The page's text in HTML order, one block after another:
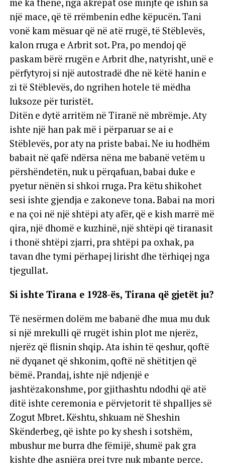
më ka thënë, nga akrepat ose minjtë që ishin sa
një mace, që të rrëmbenin edhe këpucën. Tani
vonë kam mësuar që në atë rrugë, të Stëblevës,
kalon rruga e Arbrit sot. Pra, po mendoj që
paskam bërë rrugën e Arbrit dhe, natyrisht, unë e
përfytyroj si një autostradë dhe në këtë hanin e
zi të Stëblevës, do ngrihen hotele të mëdha
luksoze për turistët.
Ditën e dytë arritëm në Tiranë në mbrëmje. Aty
ishte një han pak më i përparuar se ai e
Stëblevës, por aty na priste babai. Ne iu hodhëm
babait në qafë ndërsa nëna me babanë vetëm u
përshëndetën, nuk u përqafuan, babai duke e
pyetur nënën si shkoi rruga. Pra këtu shikohet
sesi ishte gjendja e zakoneve tona. Babai na mori
e na çoi në një shtëpi aty afër, që e kish marrë më
qira, një dhomë e kuzhinë, një shtëpi që tiranasit
i thonë shtëpi zjarri, pra shtëpi pa oxhak, pa
tavan dhe tymi përhapej lirisht dhe tërhiqej nga
tjegullat.
Si ishte Tirana e 1928-ës, Tirana që gjetët ju?
Të nesërmen dolëm me babanë dhe mua mu duk
si një mrekulli që rrugët ishin plot me njerëz,
njerëz që flisnin shqip. Ata ishin të qeshur, qoftë
në dyqanet që shkonim, qoftë në shëtitjen që
bëmë. Prandaj, ishte një ndjenjë e
jashtëzakonshme, por gjithashtu ndodhi që atë
ditë ishte ceremonia e përvjetorit të shpalljes së
Zogut Mbret. Kështu, shkuam në Sheshin
Skënderbeg, që ishte po ky shesh i sotshëm,
mbushur me burra dhe fëmijë, shumë pak gra
kishte dhe asnjëra prej tyre nuk mbante perçe,